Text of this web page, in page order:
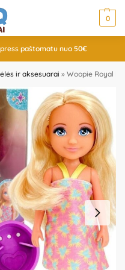
0
paštomatu nuo 50€
ir aksesuarai » Woopie Royal